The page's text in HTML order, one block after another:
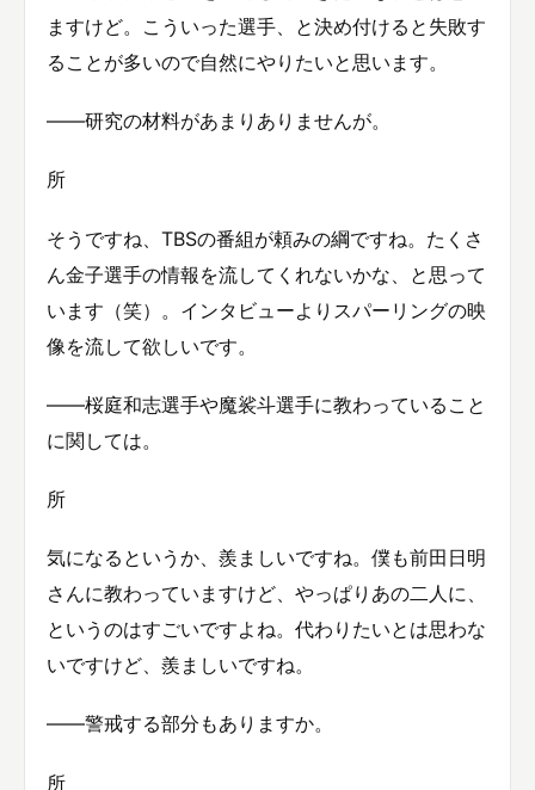
ますけど。こういった選手、と決め付けると失敗す
ることが多いので自然にやりたいと思います。
――研究の材料があまりありませんが。
所
そうですね、TBSの番組が頼みの綱ですね。たくさ
ん金子選手の情報を流してくれないかな、と思って
います（笑）。インタビューよりスパーリングの映
像を流して欲しいです。
――桜庭和志選手や魔裟斗選手に教わっていること
に関しては。
所
気になるというか、羨ましいですね。僕も前田日明
さんに教わっていますけど、やっぱりあの二人に、
というのはすごいですよね。代わりたいとは思わな
いですけど、羨ましいですね。
――警戒する部分もありますか。
所